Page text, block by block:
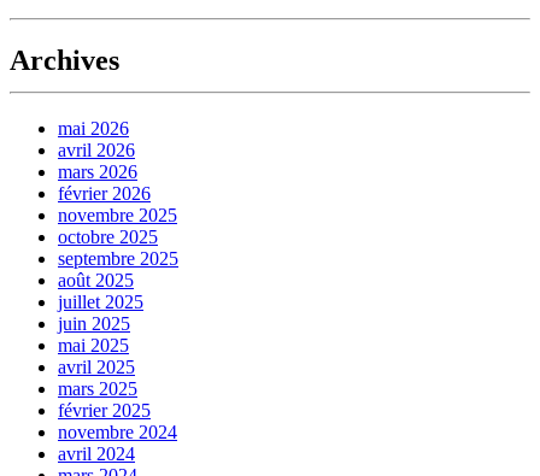
Archives
mai 2026
avril 2026
mars 2026
février 2026
novembre 2025
octobre 2025
septembre 2025
août 2025
juillet 2025
juin 2025
mai 2025
avril 2025
mars 2025
février 2025
novembre 2024
avril 2024